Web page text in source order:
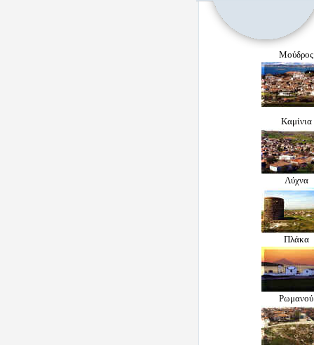
Μούδρος
Καμίνια
Λύχνα
Πλάκα
Ρωμανού